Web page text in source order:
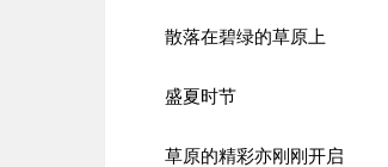
散落在碧绿的草原上
盛夏时节
草原的精彩亦刚刚开启